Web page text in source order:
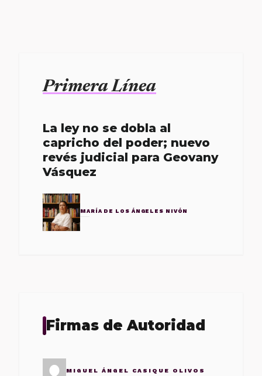
Primera Línea
La ley no se dobla al
capricho del poder; nuevo
revés judicial para Geovany
Vásquez
MARÍA DE LOS ÁNGELES NIVÓN
Firmas de Autoridad
MIGUEL ÁNGEL CASIQUE OLIVOS